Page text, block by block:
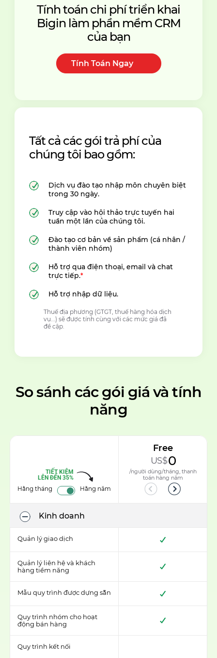
Tính toán chi phí triển khai
Bigin làm phần mềm CRM
của bạn
Tính Toán Ngay
Tất cả các gói trả phí của
chúng tôi bao gồm:
Dịch vụ đào tạo nhập môn chuyên biệt
trong 30 ngày.
Truy cập vào hội thảo trực tuyến hai
tuần một lần của chúng tôi.
Đào tạo cơ bản về sản phẩm (cá nhân /
thành viên nhóm)
Hỗ trợ qua điện thoại, email và chat
trực tiếp.*
Hỗ trợ nhập dữ liệu.
Thuế địa phương (GTGT, thuế hàng hóa dịch
vụ...) sẽ được tính cùng với các mức giá đã
đề cập.
So sánh các gói giá và tính
năng
Hằng tháng Hằng năm
TIẾT KIỆM
LÊN ĐẾN 35%
Kinh doanh
Quản lý giao dịch
Quản lý liên hệ và khách
hàng tiềm năng
Mẫu quy trình được dựng sẵn
Quy trình nhóm cho hoạt
động bán hàng
Quy trình kết nối
Previous
Free
US$0
/người dùng/tháng, thanh
toán hàng năm
Next